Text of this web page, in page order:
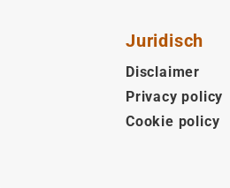
Juridisch
Disclaimer
Privacy policy
Cookie policy